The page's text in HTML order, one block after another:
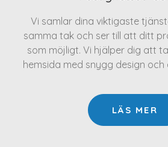
Vi samlar dina viktigaste
samma tak och ser till att ditt
som möjligt. Vi hjälper dig att
hemsida med snygg design
LÄS MER